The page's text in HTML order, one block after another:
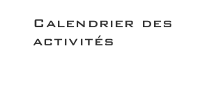
Calendrier des
activités